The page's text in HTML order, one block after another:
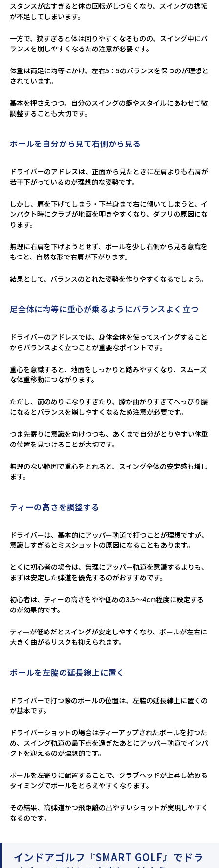
スタンスが広すぎると体の回転がしづらくなり、スイングの捻転
が不足してしまいます。
一方で、狭すぎると体は回りやすくなるものの、スイング中にバ
ランスを崩しやすくなるため注意が必要です。
体重は両足に均等にかけ、左右5：5のバランスを保つのが理想と
されています。
基本を押さえつつ、自分のスイングの癖やスタイルにあわせて微
調整することも大切です。
ボールを自分から見て右側から見る
ドライバーのアドレスは、正面から見たときに左肩よりも右肩が
若干下がっているのが理想的な姿勢です。
しかし、肩を下げてしまう・下半身まで右に傾いてしまうと、イ
ンパクト時にクラブが地面を叩きやすくなり、ダフリの原因にな
ります。
無理に右肩を下げようとせず、ボールを少し右側から見る意識を
もつと、自然な形で右肩が下がります。
結果として、バランスのとれた姿勢を作りやすくなるでしょう。
足全体に均等に重心が乗るようにバランスよく立つ
ドライバーのアドレスでは、身体全体を使ってスイングすること
からバランスよく立つことが重要なポイントです。
重心を意識すると、地面をしっかりと踏みやすくなり、スムーズ
な体重移動につながります。
ただし、前のめりになりすぎたり、膝が曲がりすぎてへっぴり腰
になるとバランスを崩しやすくなるため注意が必要です。
つま先寄りに意識を向けつつも、あくまで自分がとりやすい体重
の位置を見つけることが大切です。
無理のない範囲で重心をとれると、スイング全体の安定感も増し
ます。
ティーの高さを調整する
ドライバーは、基本的にアッパー軌道で打つことが理想ですが、
意識しすぎるとミスショットの原因になることもあります。
とくに初心者の場合は、無理にアッパー軌道を意識するよりも、
まずは安定した弾道を優先するのがおすすめです。
初心者は、ティーの高さをやや低めの3.5〜4cm程度に設定する
のが効果的です。
ティーが低めだとスイングが安定しやすくなり、ボールが左右に
大きく曲がるリスクも抑えられます。
ボールを左脇の延長線上に置く
ドライバーで打つ際のボールの位置は、左脇の延長線上に置くの
が基本です。
ドライバーショットの場合はティーアップされたボールを打つた
め、スイング軌道の最下点を過ぎたあとにアッパー軌道でインパ
クトを迎えるのが理想的です。
ボールを左寄りに配置することで、クラブヘッドが上昇し始める
タイミングでボールをとらえやすくなります。
その結果、高弾道かつ飛距離の出やすいショットが実現しやすく
なるのです。
インドアゴルフ『SMART GOLF』でドラ